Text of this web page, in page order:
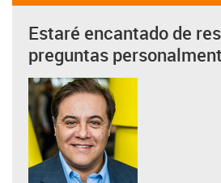
Estaré encantado de
preguntas